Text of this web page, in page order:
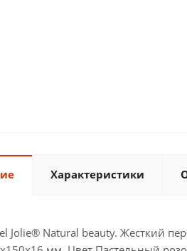
Характеристики
Jolie® Natural beauty. Жесткий